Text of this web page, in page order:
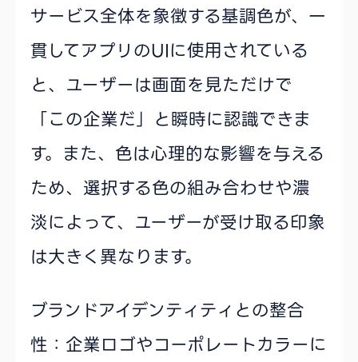
サービス全体を象徴する基調色が、一
貫してアプリのUIに使用されている
と、ユーザーは画面を見ただけで
「この企業だ」と瞬時に認識できま
す。また、色は心理的な影響を与える
ため、選択する色の組み合わせや濃
淡によって、ユーザーが受け取る印象
は大きく異なります。
ブランドアイデンティティとの整合
性：企業ロゴやコーポレートカラーに